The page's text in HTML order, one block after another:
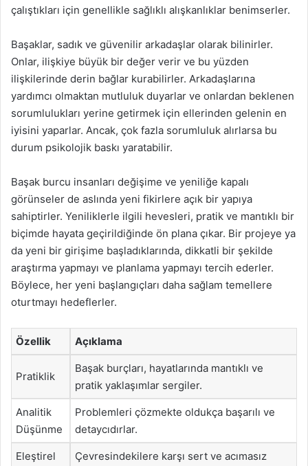
çalıştıkları için genellikle sağlıklı alışkanlıklar benimserler.
Başaklar, sadık ve güvenilir arkadaşlar olarak bilinirler.
Onlar, ilişkiye büyük bir değer verir ve bu yüzden
ilişkilerinde derin bağlar kurabilirler. Arkadaşlarına
yardımcı olmaktan mutluluk duyarlar ve onlardan beklenen
sorumlulukları yerine getirmek için ellerinden gelenin en
iyisini yaparlar. Ancak, çok fazla sorumluluk alırlarsa bu
durum psikolojik baskı yaratabilir.
Başak burcu insanları değişime ve yeniliğe kapalı
görünseler de aslında yeni fikirlere açık bir yapıya
sahiptirler. Yeniliklerle ilgili hevesleri, pratik ve mantıklı bir
biçimde hayata geçirildiğinde ön plana çıkar. Bir projeye ya
da yeni bir girişime başladıklarında, dikkatli bir şekilde
araştırma yapmayı ve planlama yapmayı tercih ederler.
Böylece, her yeni başlangıçları daha sağlam temellere
oturtmayı hedeflerler.
Özellik Açıklama
Pratiklik
Başak burçları, hayatlarında mantıklı ve
pratik yaklaşımlar sergiler.
Analitik
Düşünme
Problemleri çözmekte oldukça başarılı ve
detaycıdırlar.
Eleştirel
Çevresindekilere karşı sert ve acımasız